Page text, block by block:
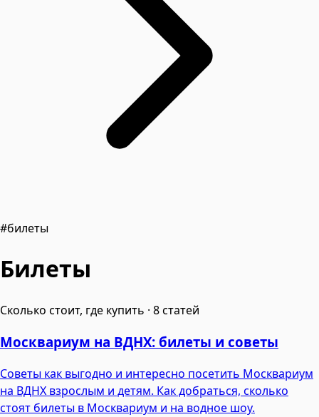
#билеты
Билеты
Сколько стоит, где купить · 8 статей
Москвариум на ВДНХ: билеты и советы
Советы как выгодно и интересно посетить Москвариум
на ВДНХ взрослым и детям. Как добраться, сколько
стоят билеты в Москвариум и на водное шоу.